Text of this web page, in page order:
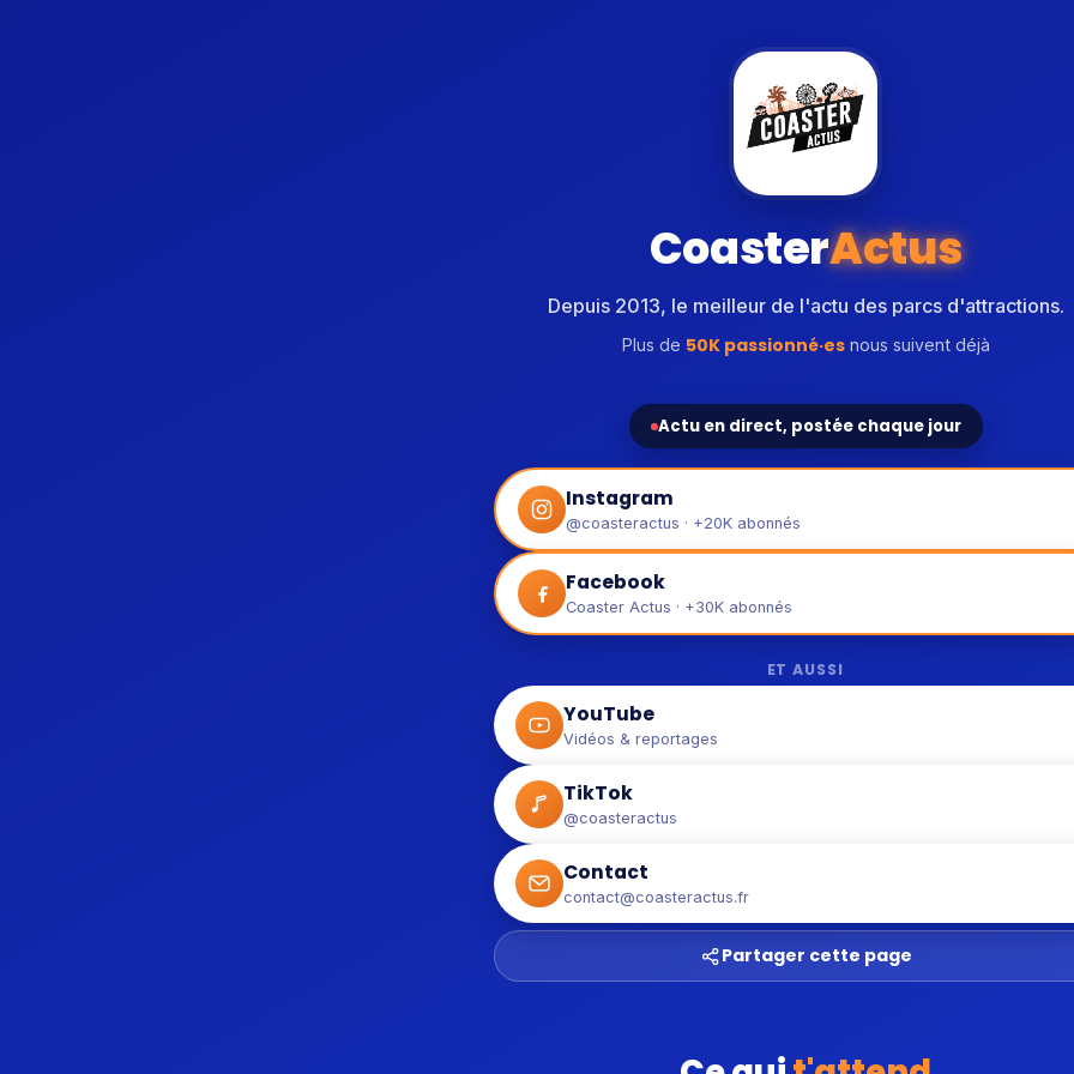
CoasterActus
Depuis 2013, le meilleur de l'actu des parcs d'attractions.
Plus de 50K passionné·esnous suivent déjà
Actu en direct, postée chaque jour
Instagram
@coasteractus · +20K abonnés
Facebook
Coaster Actus · +30K abonnés
ET AUSSI
YouTube
Vidéos & reportages
TikTok
@coasteractus
Contact
contact@coasteractus.fr
Partager cette page